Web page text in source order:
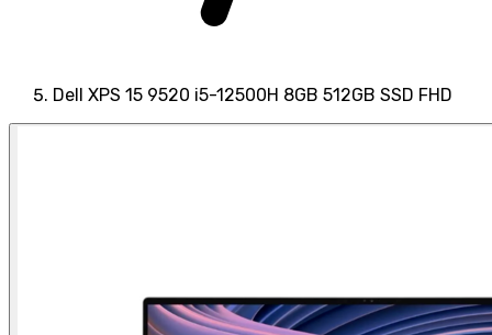
Dell XPS 15 9520 i5-12500H 8GB 512GB SSD FHD